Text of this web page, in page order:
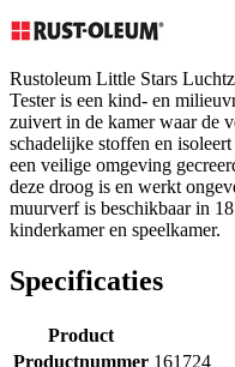
Rustoleum Little Stars
Tester is een kind- en
zuivert in de kamer waar de
schadelijke stoffen en
een veilige omgeving
deze droog is en werkt
muurverf is beschikbaar in
kinderkamer en speelkamer.
Specificaties
Product
Productnummer 161724